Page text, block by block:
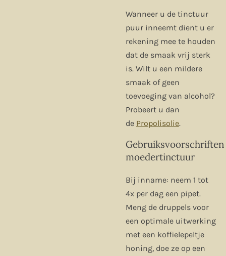
Wanneer u de tinctuur
puur inneemt dient u er
rekening mee te houden
dat de smaak vrij sterk
is. Wilt u een mildere
smaak of geen
toevoeging van alcohol?
Probeert u dan
de Propolisolie.
Gebruiksvoorschriften
moedertinctuur
Bij inname: neem 1 tot
4x per dag een pipet.
Meng de druppels voor
een optimale uitwerking
met een koffielepeltje
honing, doe ze op een